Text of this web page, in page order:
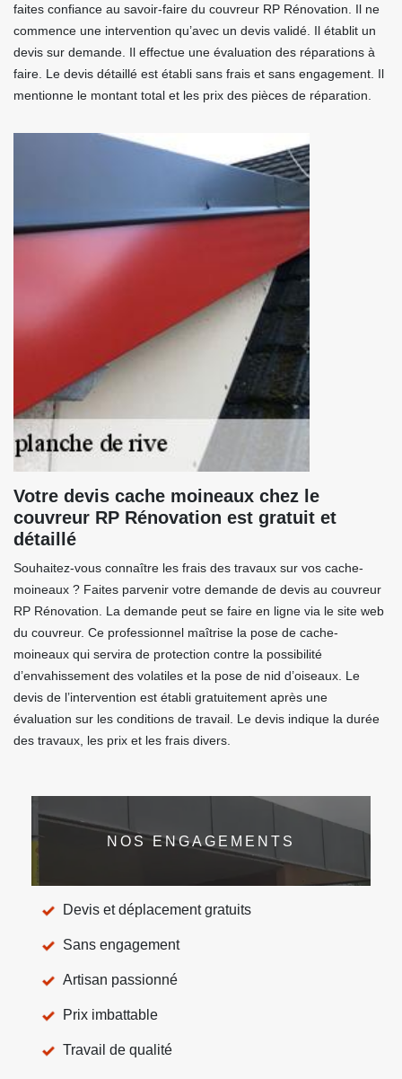
faites confiance au savoir-faire du couvreur RP Rénovation. Il ne
commence une intervention qu’avec un devis validé. Il établit un
devis sur demande. Il effectue une évaluation des réparations à
faire. Le devis détaillé est établi sans frais et sans engagement. Il
mentionne le montant total et les prix des pièces de réparation.
Votre devis cache moineaux chez le
couvreur RP Rénovation est gratuit et
détaillé
Souhaitez-vous connaître les frais des travaux sur vos cache-
moineaux ? Faites parvenir votre demande de devis au couvreur
RP Rénovation. La demande peut se faire en ligne via le site web
du couvreur. Ce professionnel maîtrise la pose de cache-
moineaux qui servira de protection contre la possibilité
d’envahissement des volatiles et la pose de nid d’oiseaux. Le
devis de l’intervention est établi gratuitement après une
évaluation sur les conditions de travail. Le devis indique la durée
des travaux, les prix et les frais divers.
NOS ENGAGEMENTS
Devis et déplacement gratuits
Sans engagement
Artisan passionné
Prix imbattable
Travail de qualité